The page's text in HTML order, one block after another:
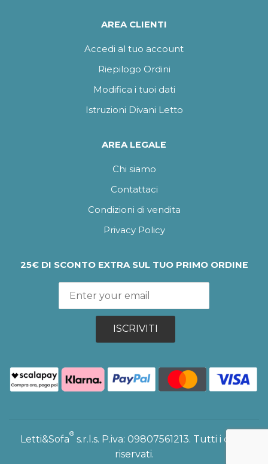
AREA CLIENTI
Accedi al tuo account
Riepilogo Ordini
Modifica i tuoi dati
Istruzioni Divani Letto
AREA LEGALE
Chi siamo
Contattaci
Condizioni di vendita
Privacy Policy
25€ DI SCONTO EXTRA SUL TUO PRIMO ORDINE
ISCRIVITI
Letti&Sofa
®
s.r.l.s. P.iva: 09807561213. Tutti i diritti
riservati.